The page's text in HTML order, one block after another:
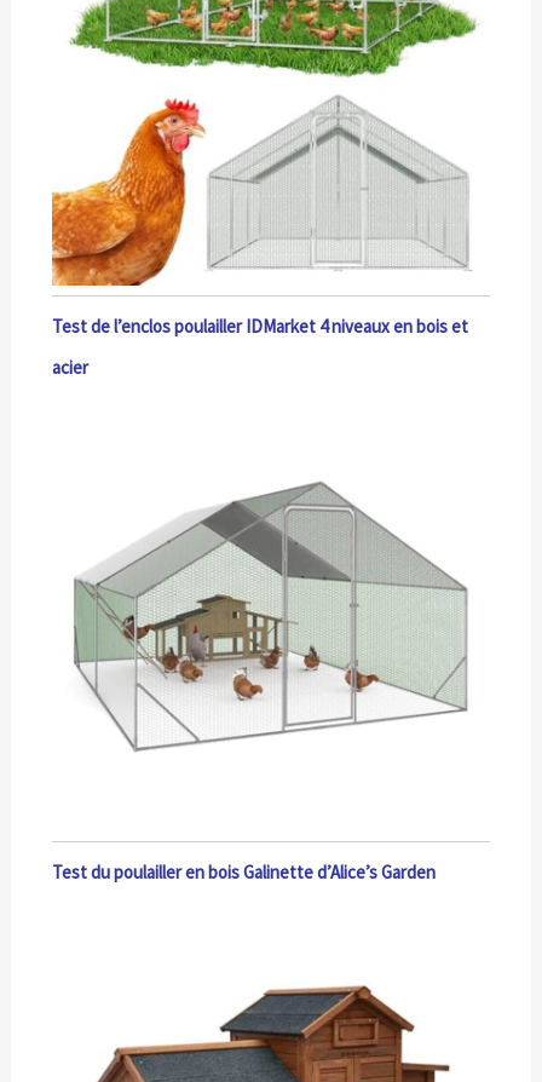
Test de l’enclos poulailler IDMarket 4 niveaux en bois et
acier
Test du poulailler en bois Galinette d’Alice’s Garden